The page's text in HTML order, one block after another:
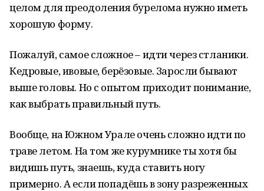
целом для преодоления бурелома нужно иметь
хорошую форму.
Пожалуй, самое сложное – идти через стланики.
Кедровые, ивовые, берёзовые. Заросли бывают
выше головы. Но с опытом приходит понимание,
как выбрать правильный путь.
Вообще, на Южном Урале очень сложно идти по
траве летом. На том же курумнике ты хотя бы
видишь путь, знаешь, куда ставить ногу
примерно. А если попадёшь в зону разреженных